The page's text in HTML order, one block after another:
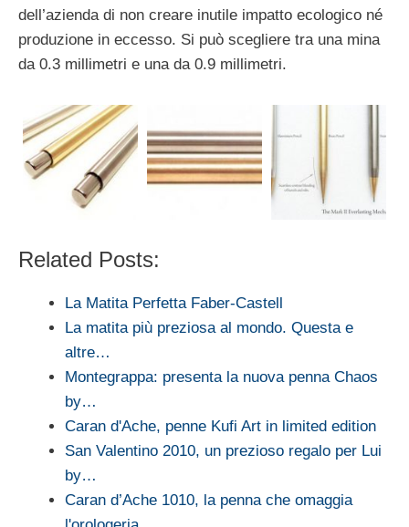
dell’azienda di non creare inutile impatto ecologico né
produzione in eccesso. Si può scegliere tra una mina
da 0.3 millimetri e una da 0.9 millimetri.
Related Posts:
La Matita Perfetta Faber-Castell
La matita più preziosa al mondo. Questa e
altre…
Montegrappa: presenta la nuova penna Chaos
by…
Caran d'Ache, penne Kufi Art in limited edition
San Valentino 2010, un prezioso regalo per Lui
by…
Caran d’Ache 1010, la penna che omaggia